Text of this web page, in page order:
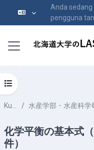
Anda
pengguna
Side panel
Kursus-kursus
化学平衡の基本式
件）
Open course index